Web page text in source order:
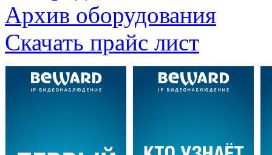
Архив оборудования
Скачать прайс лист